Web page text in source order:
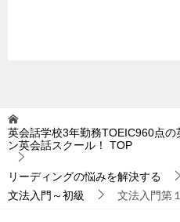
英会話学校3年勤務TOEIC960点の
ン英会話スクール！
TOP
リーディングの悩みを解決する
文法入門～初級
文法入門第